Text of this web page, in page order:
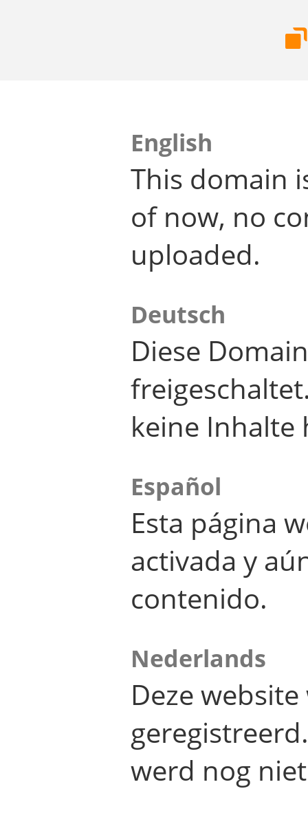
English
This domain
of now, no
uploaded.
Deutsch
Diese
keine Inhalte
Español
Esta página
activada y
contenido.
Nederlands
Deze
werd nog